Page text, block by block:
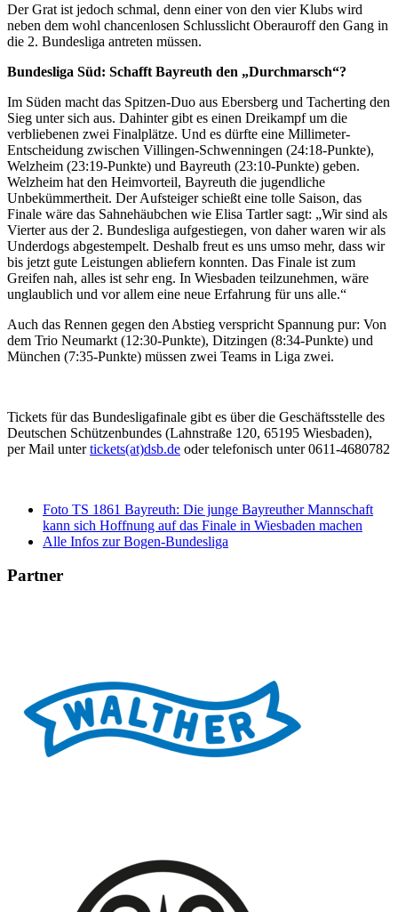
Der Grat ist jedoch schmal, denn einer von den vier Klubs wird
neben dem wohl chancenlosen Schlusslicht Oberauroff den Gang in
die 2. Bundesliga antreten müssen.
Bundesliga Süd: Schafft Bayreuth den „Durchmarsch“?
Im Süden macht das Spitzen-Duo aus Ebersberg und Tacherting den
Sieg unter sich aus. Dahinter gibt es einen Dreikampf um die
verbliebenen zwei Finalplätze. Und es dürfte eine Millimeter-
Entscheidung zwischen Villingen-Schwenningen (24:18-Punkte),
Welzheim (23:19-Punkte) und Bayreuth (23:10-Punkte) geben.
Welzheim hat den Heimvorteil, Bayreuth die jugendliche
Unbekümmertheit. Der Aufsteiger schießt eine tolle Saison, das
Finale wäre das Sahnehäubchen wie Elisa Tartler sagt: „Wir sind als
Vierter aus der 2. Bundesliga aufgestiegen, von daher waren wir als
Underdogs abgestempelt. Deshalb freut es uns umso mehr, dass wir
bis jetzt gute Leistungen abliefern konnten. Das Finale ist zum
Greifen nah, alles ist sehr eng. In Wiesbaden teilzunehmen, wäre
unglaublich und vor allem eine neue Erfahrung für uns alle.“
Auch das Rennen gegen den Abstieg verspricht Spannung pur: Von
dem Trio Neumarkt (12:30-Punkte), Ditzingen (8:34-Punkte) und
München (7:35-Punkte) müssen zwei Teams in Liga zwei.
Tickets für das Bundesligafinale gibt es über die Geschäftsstelle des
Deutschen Schützenbundes (Lahnstraße 120, 65195 Wiesbaden),
per Mail untertickets(at)dsb.de oder telefonisch unter 0611-4680782
Foto TS 1861 Bayreuth: Die junge Bayreuther Mannschaft
kann sich Hoffnung auf das Finale in Wiesbaden machen
Alle Infos zur Bogen-Bundesliga
Partner